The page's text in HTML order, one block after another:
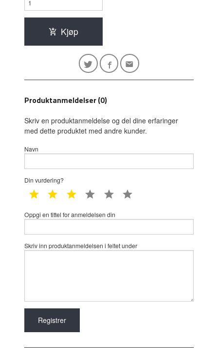
Kjøp
Produktanmeldelser (0)
Skriv en produktanmeldelse og del dine erfaringer
med dette produktet med andre kunder.
Navn
Din vurdering?
1 star 2 star 3 star 4 star 5 star
Oppgi en tittel for anmeldelsen din
Skriv inn produktanmeldelsen i feltet under